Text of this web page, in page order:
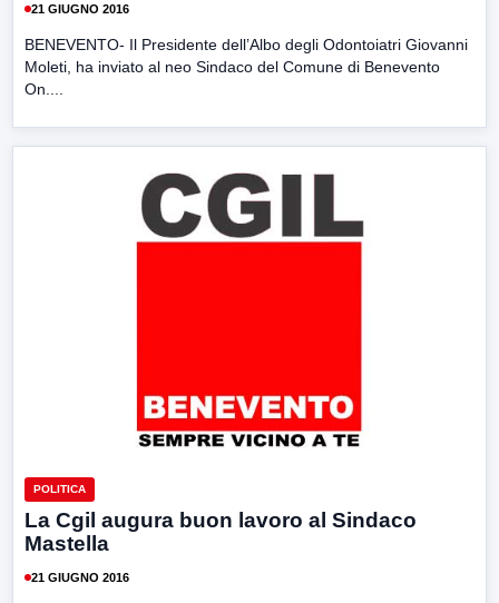
21 GIUGNO 2016
BENEVENTO- Il Presidente dell’Albo degli Odontoiatri Giovanni
Moleti, ha inviato al neo Sindaco del Comune di Benevento
On....
POLITICA
La Cgil augura buon lavoro al Sindaco
Mastella
21 GIUGNO 2016